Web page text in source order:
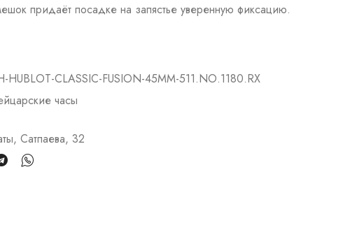
придаёт посадке на запястье уверенную фиксацию.
HUBLOT-CLASSIC-FUSION-45MM-511.NO.1180.RX
часы
Сатпаева, 32